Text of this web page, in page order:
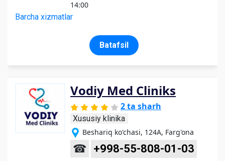
14:00
Barcha xizmatlar
Batafsil
Vodiy Med Cliniks
2 ta sharh
Xususiy klinika
Beshariq ko'chasi, 124A, Farg'ona
☎ +998-55-808-01-03